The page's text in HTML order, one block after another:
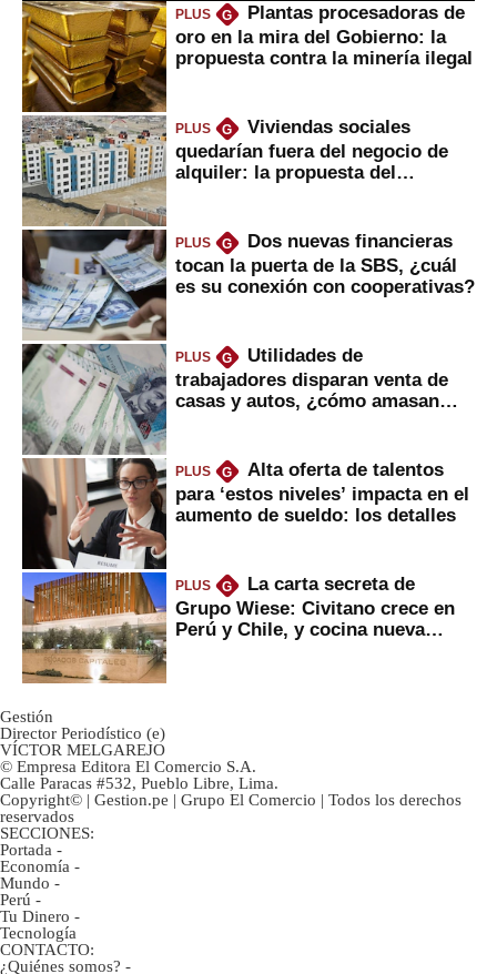
PLUS G
Plantas procesadoras de
oro en la mira del Gobierno: la
propuesta contra la minería ilegal
PLUS G
Viviendas sociales
quedarían fuera del negocio de
alquiler: la propuesta del
PLUS G
Dos nuevas financieras
tocan la puerta de la SBS, ¿cuál
es su conexión con cooperativas?
PLUS G
Utilidades de
trabajadores disparan venta de
casas y autos, ¿cómo amasan
PLUS G
Alta oferta de talentos
para ‘estos niveles’ impacta en el
aumento de sueldo: los detalles
PLUS G
La carta secreta de
Grupo Wiese: Civitano crece en
Perú y Chile, y cocina nueva
Gestión
Director Periodístico (e)
VÍCTOR MELGAREJO
© Empresa Editora El Comercio S.A.
Calle Paracas #532, Pueblo Libre, Lima.
Copyright© | Gestion.pe | Grupo El Comercio | Todos los derechos
reservados
SECCIONES:
Portada -
Economía -
Mundo -
Perú -
Tu Dinero -
Tecnología
CONTACTO:
¿Quiénes somos? -